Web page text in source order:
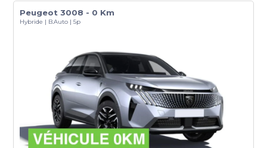
Peugeot 3008 - 0 Km
Hybride | B.Auto | 5p